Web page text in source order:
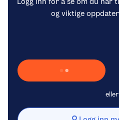
og viktige
Laster inn Vipps …
eller